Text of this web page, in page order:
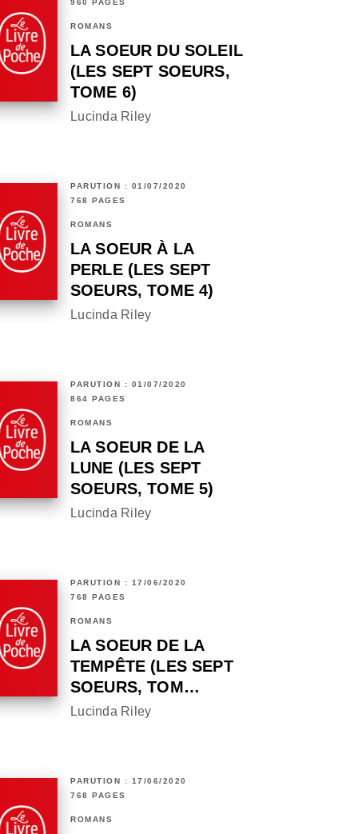
960 PAGES
ROMANS
LA SOEUR DU SOLEIL
(LES SEPT SOEURS,
TOME 6)
Lucinda Riley
PARUTION : 01/07/2020
768 PAGES
ROMANS
LA SOEUR À LA
PERLE (LES SEPT
SOEURS, TOME 4)
Lucinda Riley
PARUTION : 01/07/2020
864 PAGES
ROMANS
LA SOEUR DE LA
LUNE (LES SEPT
SOEURS, TOME 5)
Lucinda Riley
PARUTION : 17/06/2020
768 PAGES
ROMANS
LA SOEUR DE LA
TEMPÊTE (LES SEPT
SOEURS, TOM…
Lucinda Riley
PARUTION : 17/06/2020
768 PAGES
ROMANS